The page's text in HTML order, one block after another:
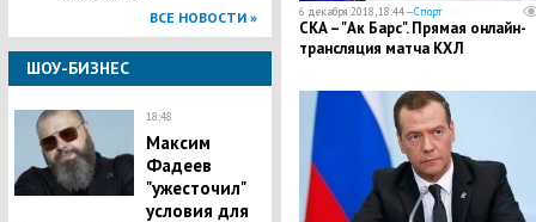
ВСЕ НОВОСТИ »
ШОУ-БИЗНЕС
18:48
Максим
Фадеев
"ужесточил"
условия для
6 декабря 2018, 18:44 —Спорт
СКА – "Ак Барс". Прямая онлайн-
трансляция матча КХЛ